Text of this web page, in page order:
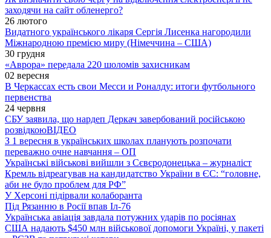
заходячи на сайт обленерго?
26 лютого
Видатного українського лікаря Сергія Лисенка нагородили
Міжнародною премією миру (Німеччина – США)
30 грудня
«Аврора» передала 220 шоломів захисникам
02 вересня
В Черкассах есть свои Месси и Роналду: итоги футбольного
первенства
24 червня
СБУ заявила, що нардеп Деркач завербований російською
розвідкоюВІДЕО
З 1 вересня в українських школах планують розпочати
переважно очне навчання – ОП
Українські військові вийшли з Сєвєродонецька – журналіст
Кремль відреагував на кандидатство України в ЄС: “головне,
аби не було проблем для РФ”
У Херсоні підірвали колаборанта
Під Рязанню в Росії впав Іл-76
Українська авіація завдала потужних ударів по росіянах
США надають $450 млн військової допомоги Україні, у пакеті